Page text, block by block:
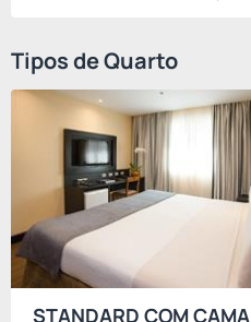
Tipos de Quarto
STANDARD COM CAMA